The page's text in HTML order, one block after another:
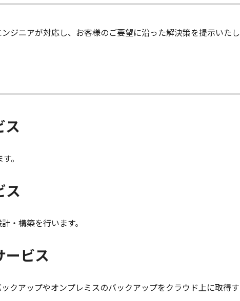
ジニアが対応し、お客様のご要望に沿った解決策を提示いた
ス
。
ス
・構築を行います。
ービス
クアップやオンプレミスのバックアップをクラウド上に取得